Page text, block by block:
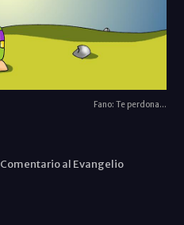
Fano: Te perdona...
Comentario al Evangelio